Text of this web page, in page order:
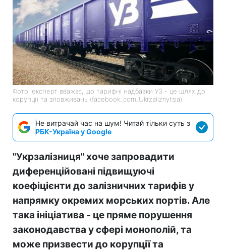
Фото: експерт вважає, що тарифні надбавки УЗ - це шлях до
корупції та зловживань (facebook_com_Ukrzaliznytsia)
Не витрачай час на шум! Читай тільки суть з
РБК-Україна у Google
"Укрзалізниця" хоче запровадити
диференційовані підвищуючі
коефіцієнти до залізничних тарифів у
напрямку окремих морських портів. Але
така ініціатива - це пряме порушення
законодавства у сфері монополій, та
може призвести до корупції та